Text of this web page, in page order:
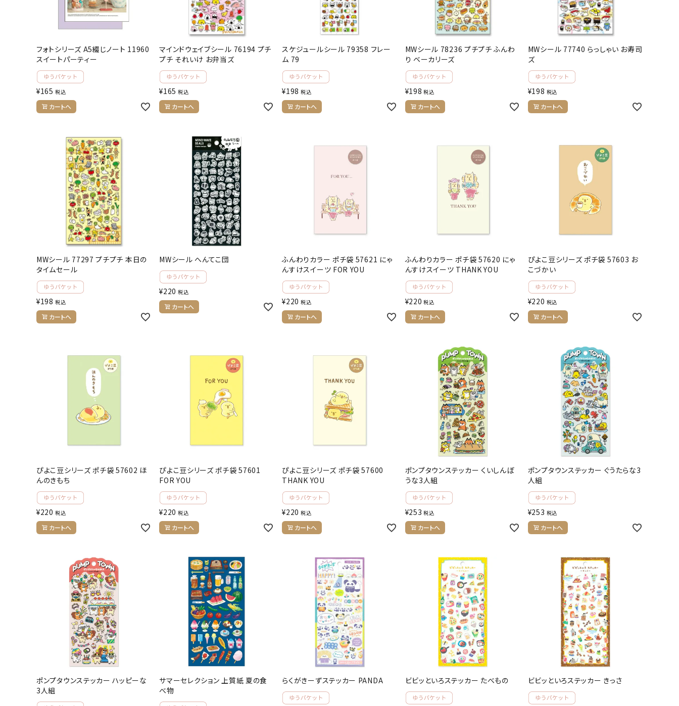
ご利用ガイド
よくあるご質問
プライバシーポリシー
特定商取引法について
ACCOUNT MENU
ようこそ ゲスト 様
person 会員登録
フォトシリーズ A5綴じノート 11960
スイートパーティー
¥165 税込
カートへ
マインドウェイブシール 76194 プチ
プチ それいけ お弁当ズ
¥165 税込
カートへ
スケジュールシール 79358 フレー
ム 79
¥198 税込
カートへ
MWシール 78236 プチプチ ふんわ
り ベーカリーズ
¥198 税込
カートへ
MWシール 77740 らっしゃい お寿司
ズ
¥198 税込
カートへ
MWシール 77297 プチプチ 本日の
タイムセール
¥198 税込
カートへ
MWシール へんてこ団
¥220 税込
カートへ
ふんわりカラー ポチ袋 57621 にゃ
んすけスイーツ FOR YOU
¥220 税込
カートへ
ふんわりカラー ポチ袋 57620 にゃ
んすけスイーツ THANK YOU
¥220 税込
カートへ
ぴよこ豆シリーズ ポチ袋 57603 お
こづかい
¥220 税込
カートへ
ぴよこ豆シリーズ ポチ袋 57602 ほ
んのきもち
¥220 税込
カートへ
ぴよこ豆シリーズ ポチ袋 57601
FOR YOU
¥220 税込
カートへ
ぴよこ豆シリーズ ポチ袋 57600
THANK YOU
¥220 税込
カートへ
ポンプタウンステッカー くいしんぼ
うな3人組
¥253 税込
カートへ
ポンプタウンステッカー ぐうたらな3
人組
¥253 税込
カートへ
ポンプタウンステッカー ハッピーな
3人組
サマーセレクション 上質紙 夏の食
べ物
らくがきーずステッカー PANDA ビビッといろステッカー たべもの ビビッといろステッカー きっさ